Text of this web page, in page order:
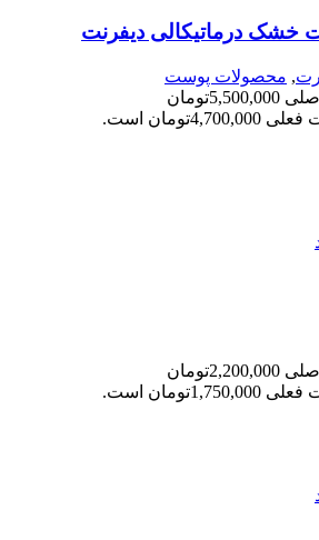
خشک درماتیکالی دیفرنت
, محصولات پوست
قیمت اصلی 5,500,000تومان
است.
قیمت اصلی 2,200,000تومان
است.